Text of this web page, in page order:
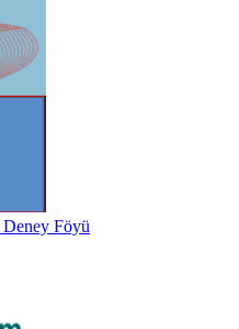
Föyü